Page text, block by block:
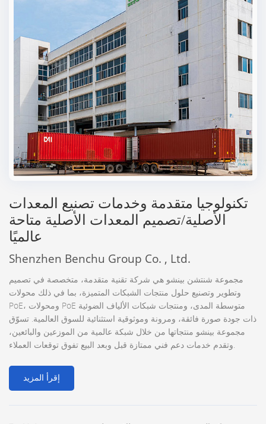
تكنولوجيا متقدمة وخدمات تصنيع المعدات
الأصلية/تصميم المعدات الأصلية متاحة
عالميًا
Shenzhen Benchu Group Co. , Ltd.
مجموعة شنتشن بينشو هي شركة تقنية متقدمة، متخصصة في تصميم
وتطوير وتصنيع حلول منتجات الشبكات المتميزة، بما في ذلك محولات
PoE، ومحولات PoE متوسطة المدى، ومنتجات شبكات الألياف الضوئية
ذات جودة صورة فائقة، ومرونة وموثوقية استثنائية للسوق العالمية. تسوّق
مجموعة بينشو منتجاتها من خلال شبكة عالمية من الموزعين والبائعين،
وتقدم خدمات دعم فني ممتازة قبل وبعد البيع تفوق توقعات العملاء.
إقرأ المزيد